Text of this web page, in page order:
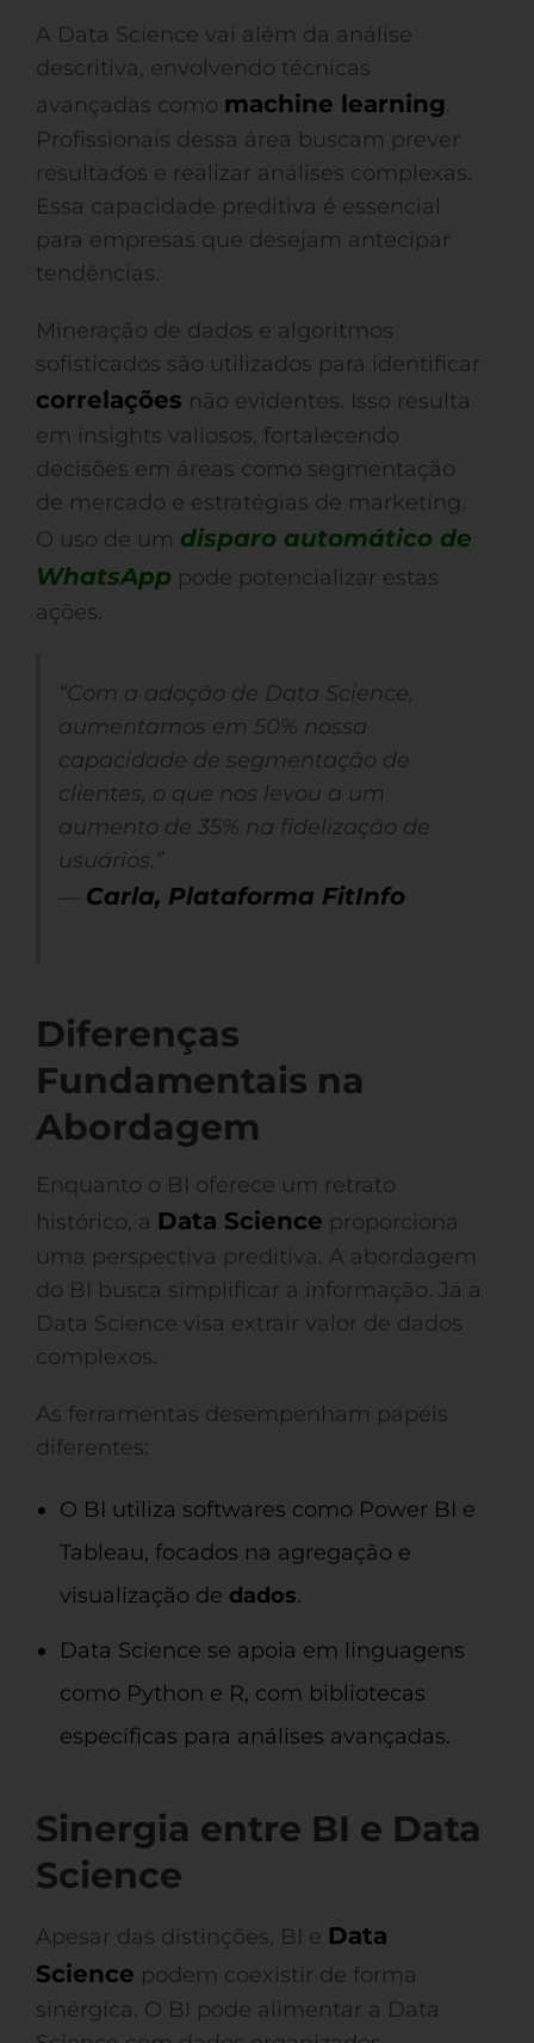
A Data Science vai além da análise
descritiva, envolvendo técnicas
avançadas como machine learning.
Profissionais dessa área buscam prever
resultados e realizar análises complexas.
Essa capacidade preditiva é essencial
para empresas que desejam antecipar
tendências.
Mineração de dados e algoritmos
sofisticados são utilizados para identificar
correlações não evidentes. Isso resulta
em insights valiosos, fortalecendo
decisões em áreas como segmentação
de mercado e estratégias de marketing.
O uso de um disparo automático de
WhatsApp pode potencializar estas
ações.
“Com a adoção de Data Science,
aumentamos em 50% nossa
capacidade de segmentação de
clientes, o que nos levou a um
aumento de 35% na fidelização de
usuários.”
Carla, Plataforma FitInfo
Diferenças
Fundamentais na
Abordagem
Enquanto o BI oferece um retrato
histórico, a Data Science proporciona
uma perspectiva preditiva. A abordagem
do BI busca simplificar a informação. Já a
Data Science visa extrair valor de dados
complexos.
As ferramentas desempenham papéis
diferentes:
O BI utiliza softwares como Power BI e
Tableau, focados na agregação e
visualização de dados.
Data Science se apoia em linguagens
como Python e R, com bibliotecas
específicas para análises avançadas.
Sinergia entre BI e Data
Science
Apesar das distinções, BI e Data
Science podem coexistir de forma
sinérgica. O BI pode alimentar a Data